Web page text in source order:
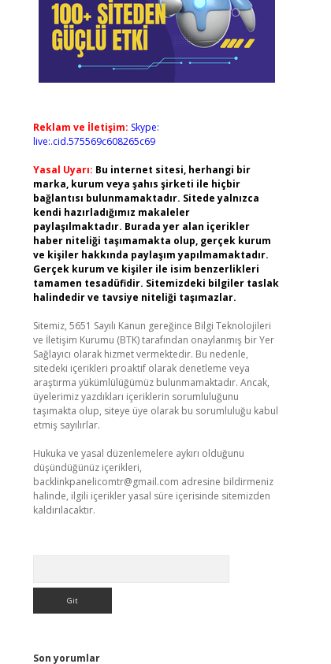
Reklam ve İletişim: Skype:
live:.cid.575569c608265c69
Yasal Uyarı: Bu internet sitesi, herhangi bir
marka, kurum veya şahıs şirketi ile hiçbir
bağlantısı bulunmamaktadır. Sitede yalnızca
kendi hazırladığımız makaleler
paylaşılmaktadır. Burada yer alan içerikler
haber niteliği taşımamakta olup, gerçek kurum
ve kişiler hakkında paylaşım yapılmamaktadır.
Gerçek kurum ve kişiler ile isim benzerlikleri
tamamen tesadüfidir. Sitemizdeki bilgiler taslak
halindedir ve tavsiye niteliği taşımazlar.
Sitemiz, 5651 Sayılı Kanun gereğince Bilgi Teknolojileri
ve İletişim Kurumu (BTK) tarafından onaylanmış bir Yer
Sağlayıcı olarak hizmet vermektedir. Bu nedenle,
sitedeki içerikleri proaktif olarak denetleme veya
araştırma yükümlülüğümüz bulunmamaktadır. Ancak,
üyelerimiz yazdıkları içeriklerin sorumluluğunu
taşımakta olup, siteye üye olarak bu sorumluluğu kabul
etmiş sayılırlar.
Hukuka ve yasal düzenlemelere aykırı olduğunu
düşündüğünüz içerikleri,
backlinkpanelicomtr@gmail.com adresine bildirmeniz
halinde, ilgili içerikler yasal süre içerisinde sitemizden
kaldırılacaktır.
Son yorumlar